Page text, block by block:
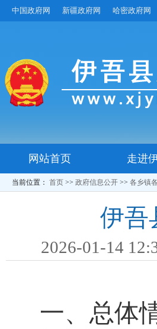
中国政府网 新疆政府网 哈密政府网
网站首页 走进
当前位置： 首页 >> 政府信息公开 >> 各乡镇
伊吾
2026-01-14
一、总体